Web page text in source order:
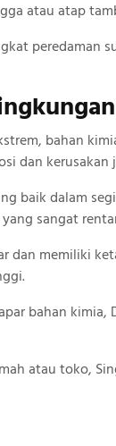
atau atap
peredaman
bahan
dan kerusakan
baik dalam
sangat
dan memiliki
bahan kimia,
atau toko,